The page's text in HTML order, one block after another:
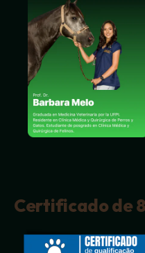
Certificado de